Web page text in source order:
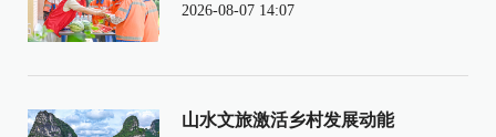
2026-08-07 14:07
山水文旅激活乡村发展动能